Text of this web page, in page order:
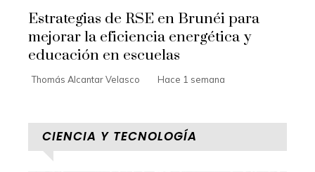
Estrategias de RSE en Brunéi para
mejorar la eficiencia energética y
educación en escuelas
Thomás Alcantar Velasco Hace 1 semana
CIENCIA Y TECNOLOGÍA